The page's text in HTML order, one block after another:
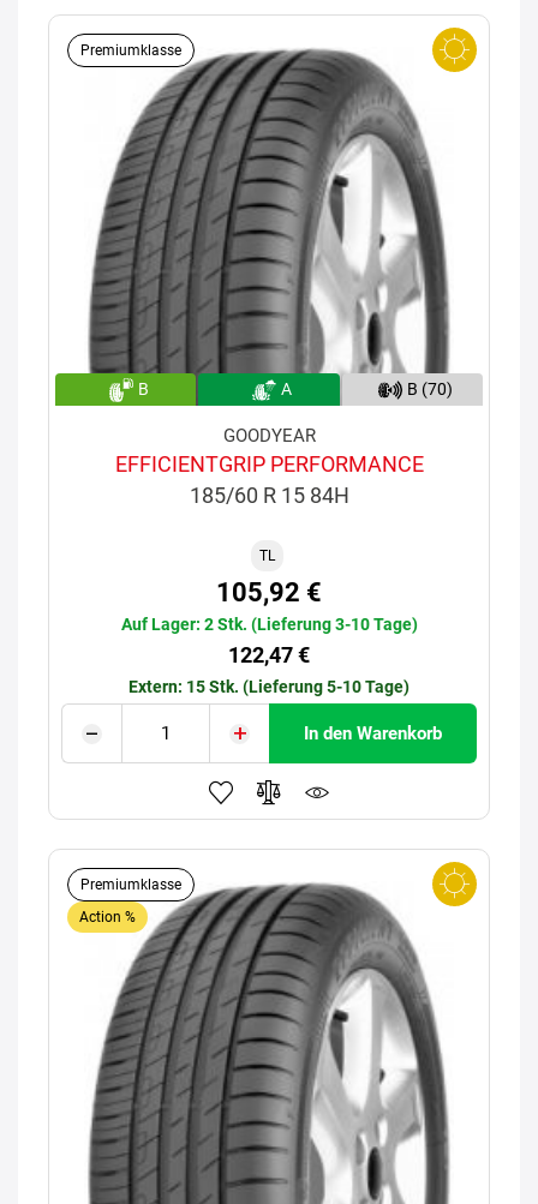
Premiumklasse
B A B (70)
GOODYEAR
EFFICIENTGRIP PERFORMANCE
185/60 R 15 84H
TL
105,92 €
Auf Lager: 2 Stk. (Lieferung 3-10 Tage)
122,47 €
Extern: 15 Stk. (Lieferung 5-10 Tage)
In den Warenkorb
Premiumklasse
Action %